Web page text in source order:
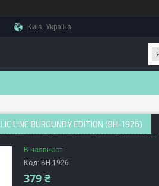
Київ, Україна
LINE BURGUNDY EDITION (BH-1926)
В наявності
Код: BH-1926
379 ₴